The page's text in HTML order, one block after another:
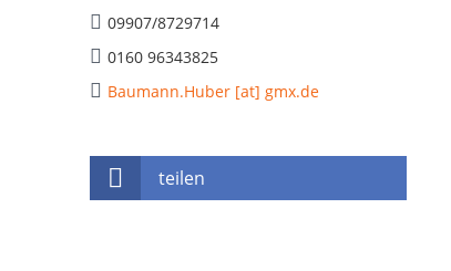
09907/8729714
0160 96343825
Baumann.Huber [at] gmx.de
teilen